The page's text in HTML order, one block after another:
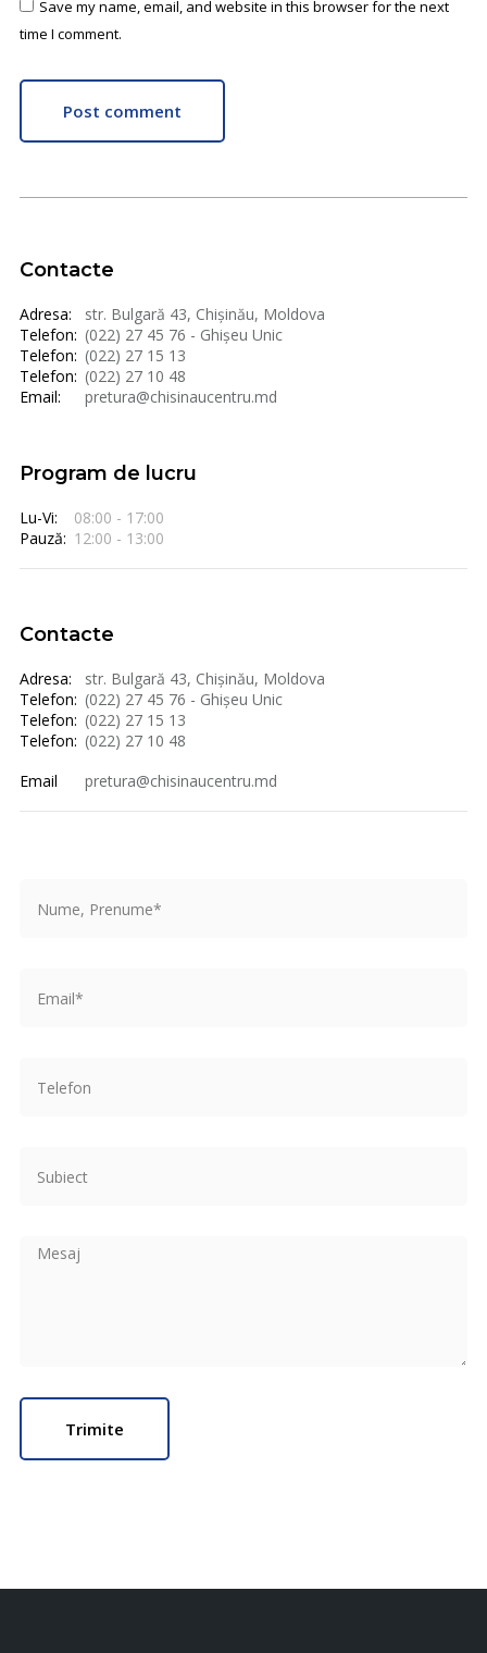
Save my name, email, and website in this browser for the next
time I comment.
Post comment
Contacte
Adresa:
str. Bulgară 43, Chișinău, Moldova
Telefon: (022) 27 45 76 - Ghișeu Unic
Telefon: (022) 27 15 13
Telefon: (022) 27 10 48
Email:
pretura@chisinaucentru.md
Program de lucru
Lu-Vi:
08:00 - 17:00
Pauză: 12:00 - 13:00
Contacte
Adresa:
str. Bulgară 43, Chișinău, Moldova
Telefon: (022) 27 45 76 - Ghișeu Unic
Telefon: (022) 27 15 13
Telefon: (022) 27 10 48
Email
pretura@chisinaucentru.md